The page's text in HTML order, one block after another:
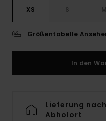
XS S M
Größentabelle
In den
Lieferung
Abholort